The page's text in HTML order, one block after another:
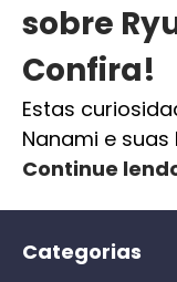
sobre
Confira!
Estas
Nanami e
Continue
Categorias